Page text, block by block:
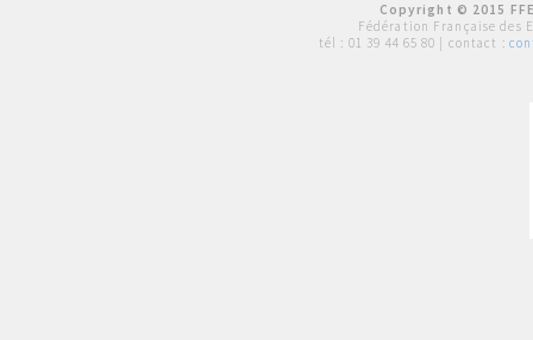
Copyright © 2015
Fédération Française des
tél : 01 39 44 65 80 | contact :